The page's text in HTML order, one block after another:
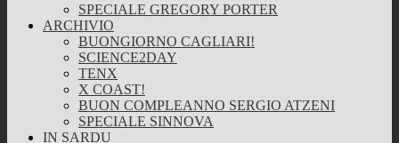
SPECIALE GREGORY PORTER
ARCHIVIO
BUONGIORNO CAGLIARI!
SCIENCE2DAY
TENX
X COAST!
BUON COMPLEANNO SERGIO ATZENI
SPECIALE SINNOVA
IN SARDU